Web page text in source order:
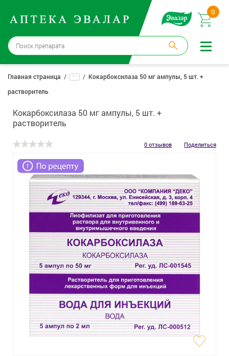
0
Москва→
12 аптек
Войти |
Доставка и оплата
Способ получения:
не выбран,изменить
Эвалар
Лекарства
Косметика
Гигиена
Изделия медицинского назначения
Планирование семьи
Медтехника
Оптика
Главная страница ...
Кокарбоксилаза 50 мг ампулы, 5 шт. +
растворитель
Кокарбоксилаза 50 мг ампулы, 5 шт. +
растворитель
0 отзывов Поделиться